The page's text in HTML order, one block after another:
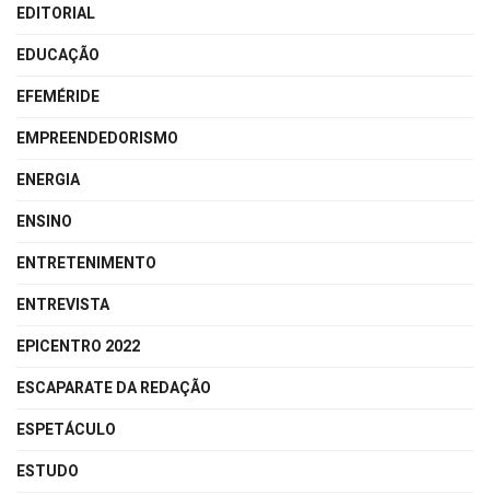
EDITORIAL
EDUCAÇÃO
EFEMÉRIDE
EMPREENDEDORISMO
ENERGIA
ENSINO
ENTRETENIMENTO
ENTREVISTA
EPICENTRO 2022
ESCAPARATE DA REDAÇÃO
ESPETÁCULO
ESTUDO